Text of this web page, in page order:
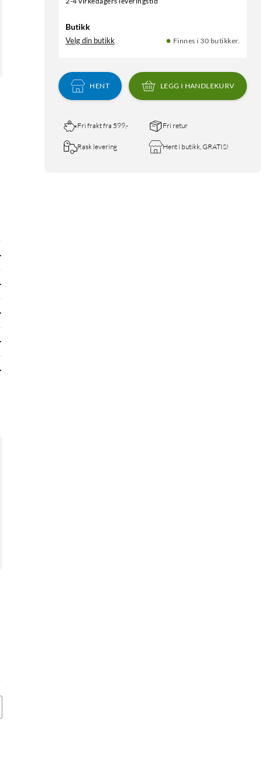
Butikk
Velg din butikk Finnes i 30 butikker.
HENT LEGG I HANDLEKURV
Fri frakt fra 599,- Fri retur
Rask levering Hent i butikk, GRATIS!